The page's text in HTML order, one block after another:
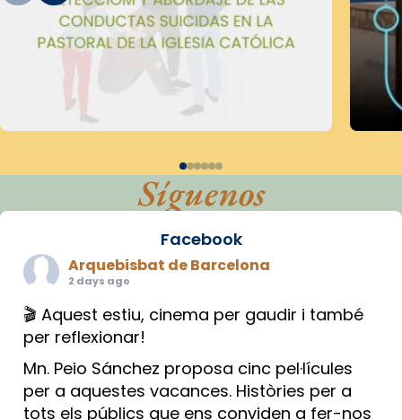
Síguenos
Facebook
Arquebisbat de Barcelona
2 days ago
🎬 Aquest estiu, cinema per gaudir i també
per reflexionar!
Mn. Peio Sánchez proposa cinc pel·lícules
per a aquestes vacances. Històries per a
tots els públics que ens conviden a fer-nos